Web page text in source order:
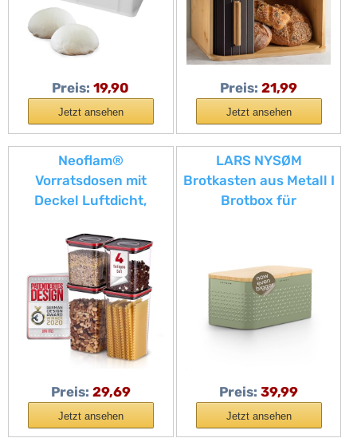
Preis: 19,90
Jetzt ansehen
Preis: 21,99
Jetzt ansehen
Neoflam®
Vorratsdosen mit
Deckel Luftdicht,
Set BPA-frei,
Vorratsbehälter mit
Einhanddrehverschlus
s, Frischhaltedosen für
Lebensmittelaufbewah
rung, Deckel schwarz,
2x1.35L, 2x2.1L
Preis: 29,69
Jetzt ansehen
LARS NYSØM
Brotkasten aus Metall I
Brotbox für
Brotdose mit
hochwertigem
Bambusdeckel
verwendbar als
Green)
Preis: 39,99
Jetzt ansehen